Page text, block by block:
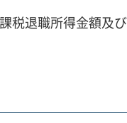
税退職所得金額及